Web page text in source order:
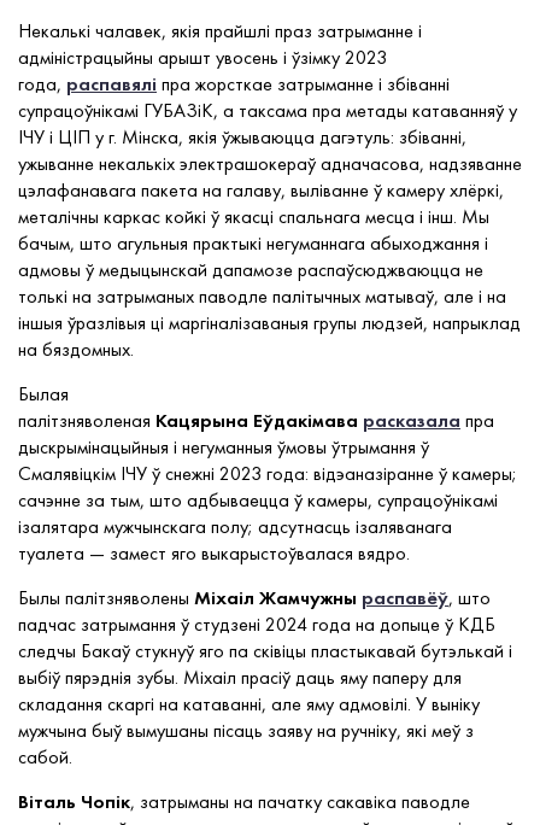
Некалькі чалавек, якія прайшлі праз затрыманне і
адміністрацыйны арышт увосень і ўзімку 2023
года, распавялі пра жорсткае затрыманне і збіванні
супрацоўнікамі ГУБАЗіК, а таксама пра метады катаванняў у
ІЧУ і ЦІП у г. Мінска, якія ўжываюцца дагэтуль: збіванні,
ужыванне некалькіх электрашокераў адначасова, надзяванне
цэлафанавага пакета на галаву, выліванне ў камеру хлёркі,
металічны каркас койкі ў якасці спальнага месца і інш. Мы
бачым, што агульныя практыкі негуманнага абыходжання і
адмовы ў медыцынскай дапамозе распаўсюджваюцца не
толькі на затрыманых паводле палітычных матываў, але і на
іншыя ўразлівыя ці маргіналізаваныя групы людзей, напрыклад
на бяздомных.
Былая
палітзняволеная Кацярына Еўдакімава расказала пра
дыскрымінацыйныя і негуманныя ўмовы ўтрымання ў
Смалявіцкім ІЧУ ў снежні 2023 года: відэаназіранне ў камеры;
сачэнне за тым, што адбываецца ў камеры, супрацоўнікамі
ізалятара мужчынскага полу; адсутнасць ізаляванага
туалета — замест яго выкарыстоўвалася вядро.
Былы палітзняволены Міхаіл Жамчужны распавёў, што
падчас затрымання ў студзені 2024 года на допыце ў КДБ
следчы Бакаў стукнуў яго па сківіцы пластыкавай бутэлькай і
выбіў пярэднія зубы. Міхаіл прасіў даць яму паперу для
складання скаргі на катаванні, але яму адмовілі. У выніку
мужчына быў вымушаны пісаць заяву на ручніку, які меў з
сабой.
Віталь Чопік, затрыманы на пачатку сакавіка паводле